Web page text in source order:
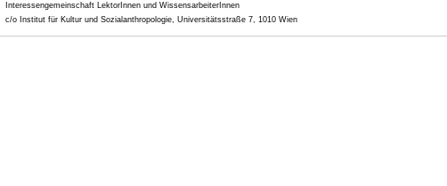
Interessengemeinschaft LektorInnen und WissensarbeiterInnen
c/o Institut für Kultur und Sozialanthropologie, Universitätsstraße 7, 1010 Wien